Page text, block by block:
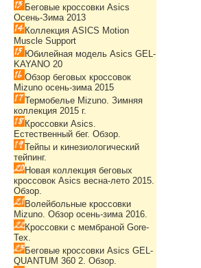
Беговые кроссовки Asics
Осень-Зима 2013
Коллекция ASICS Motion
Muscle Support
Юбилейная модель Asics GEL-
KAYANO 20
Обзор беговых кроссовок
Mizuno осень-зима 2015
Термобелье Mizuno. Зимняя
коллекция 2015 г.
Кроссовки Asics.
Естественный бег. Обзор.
Тейпы и кинезиологический
тейпинг.
Новая коллекция беговых
кроссовок Asics весна-лето 2015.
Обзор.
Волейбольные кроссовки
Mizuno. Обзор осень-зима 2016.
Кроссовки с мембраной Gore-
Tex.
Беговые кроссовки Asics GEL-
QUANTUM 360 2. Обзор.